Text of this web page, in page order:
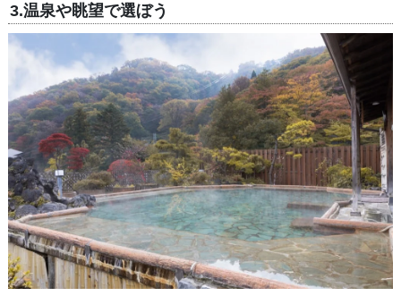
3.温泉や眺望で選ぼう